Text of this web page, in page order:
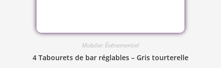
Mobilier Événementiel
4 Tabourets de bar réglables – Gris tourterelle